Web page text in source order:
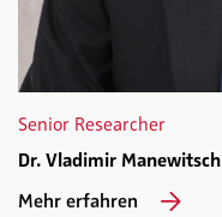
Senior Researcher
Dr. Vladimir Manewitsch
Mehr erfahren